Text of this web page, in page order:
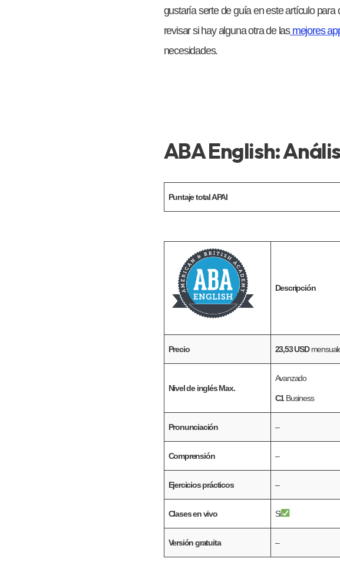
gustaría serte de guía en este artículo
revisar si hay alguna otra de lasmejores
necesidades.
ABA English:
Puntaje total APAI
Descripción
Precio 23,53 USD
Nivel de inglés Max.
Avanzado
C1Business
Pronunciación –
Comprensión –
Ejercicios prácticos –
Clases en vivo Si
Versión gratuita –